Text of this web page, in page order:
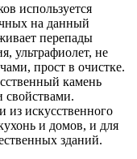
используется
на данный
перепады
ультрафиолет, не
прост в очистке.
камень
свойствами.
из искусственного
и домов, и для
зданий.